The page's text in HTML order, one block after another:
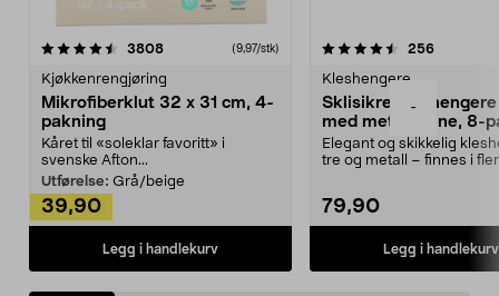
-
3808anmeldelser(9,97/stk)
Kjøkkenrengjøring
Mikrofiberklut 32 x 31 cm, 4-
pakning
Kåret til «soleklar favoritt» i
svenske Afton...
Utførelse: Grå/beige
39,90
Legg i handlekurv
4.5av 5 stjerner 256
Kleshengere
Sklisikre
med metallpinne, 8-
Elegant og skikkelig
tre og metall – finnes i
79,90
Legg i handlekurv
4.5av 5 stjerner